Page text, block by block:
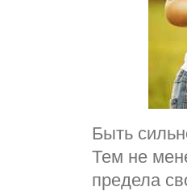
Быть
Тем не
предела